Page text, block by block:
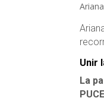
Unir
La
PUCE